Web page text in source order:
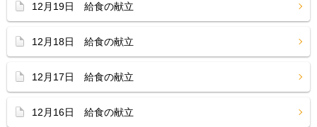
12月19日 給食の献立
12月18日 給食の献立
12月17日 給食の献立
12月16日 給食の献立